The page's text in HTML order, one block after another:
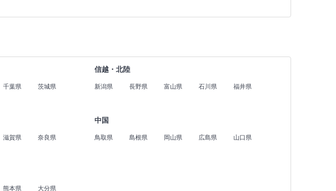
千葉県
茨城県
信越・北陸
新潟県 長野県 富山県 石川県 福井県
滋賀県
奈良県
中国
鳥取県 島根県 岡山県 広島県 山口県
熊本県
大分県